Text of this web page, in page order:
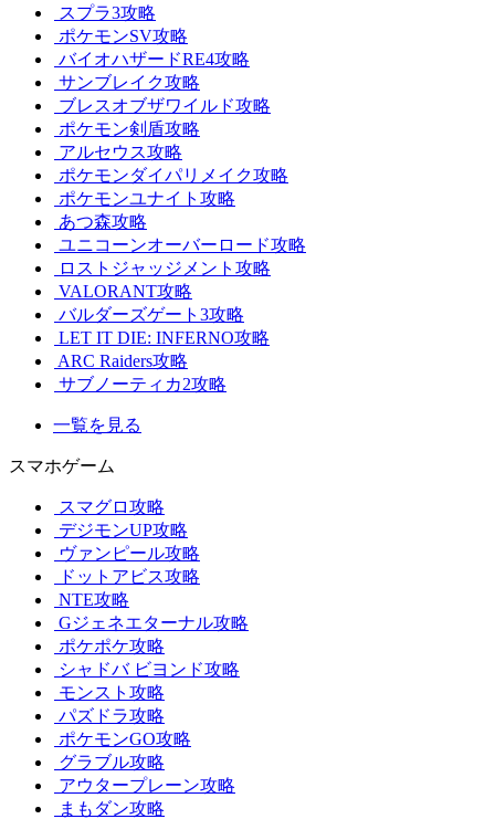
スプラ3攻略
ポケモンSV攻略
バイオハザードRE4攻略
サンブレイク攻略
ブレスオブザワイルド攻略
ポケモン剣盾攻略
アルセウス攻略
ポケモンダイパリメイク攻略
ポケモンユナイト攻略
あつ森攻略
ユニコーンオーバーロード攻略
ロストジャッジメント攻略
VALORANT攻略
バルダーズゲート3攻略
LET IT DIE: INFERNO攻略
ARC Raiders攻略
サブノーティカ2攻略
一覧を見る
スマホゲーム
スマグロ攻略
デジモンUP攻略
ヴァンピール攻略
ドットアビス攻略
NTE攻略
Gジェネエターナル攻略
ポケポケ攻略
シャドバ ビヨンド攻略
モンスト攻略
パズドラ攻略
ポケモンGO攻略
グラブル攻略
アウタープレーン攻略
まもダン攻略